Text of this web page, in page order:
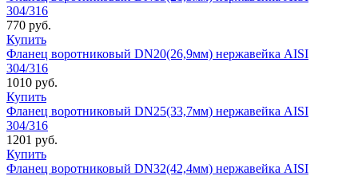
304/316
770 руб.
Купить
Фланец воротниковый DN20(26,9мм) нержавейка AISI
304/316
1010 руб.
Купить
Фланец воротниковый DN25(33,7мм) нержавейка AISI
304/316
1201 руб.
Купить
Фланец воротниковый DN32(42,4мм) нержавейка AISI